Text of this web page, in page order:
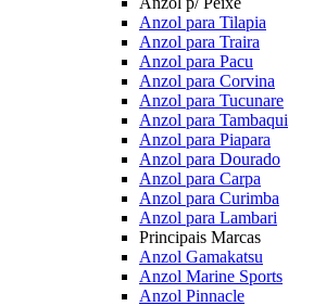
Anzol para Tilapia
Anzol para Traira
Anzol para Pacu
Anzol para Corvina
Anzol para Tucunare
Anzol para Tambaqui
Anzol para Piapara
Anzol para Dourado
Anzol para Carpa
Anzol para Curimba
Anzol para Lambari
Principais Marcas
Anzol Gamakatsu
Anzol Marine Sports
Anzol Pinnacle